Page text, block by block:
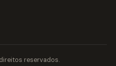
reservados.